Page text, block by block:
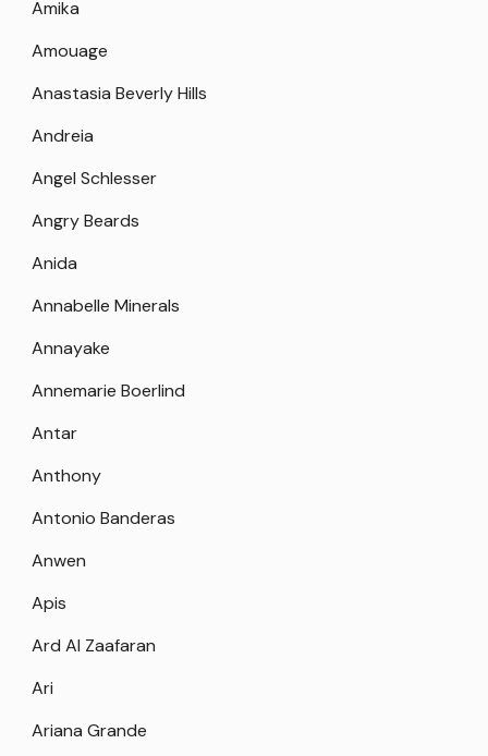
Amika
Amouage
Anastasia Beverly Hills
Andreia
Angel Schlesser
Angry Beards
Anida
Annabelle Minerals
Annayake
Annemarie Boerlind
Antar
Anthony
Antonio Banderas
Anwen
Apis
Ard Al Zaafaran
Ari
Ariana Grande